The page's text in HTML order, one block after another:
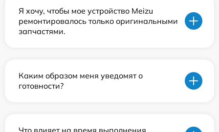
Я хочу, чтобы мое устройство Meizu
ремонтировалось только оригинальными
запчастями.
Каким образом меня уведомят о
готовности?
Что влияет на время выполнения